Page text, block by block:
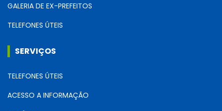
GALERIA DE EX-PREFEITOS
TELEFONES ÚTEIS
SERVIÇOS
TELEFONES ÚTEIS
ACESSO A INFORMAÇÃO